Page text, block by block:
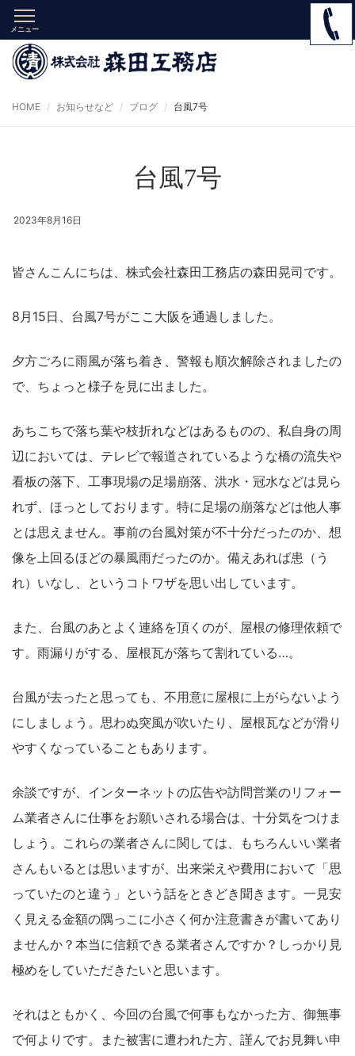
メニュー
HOME お知らせなど ブログ 台風7号
台風7号
2023年8月16日
皆さんこんにちは、株式会社森田工務店の森田晃司です。
8月15日、台風7号がここ大阪を通過しました。
夕方ごろに雨風が落ち着き、警報も順次解除されましたの
で、ちょっと様子を見に出ました。
あちこちで落ち葉や枝折れなどはあるものの、私自身の周
辺においては、テレビで報道されているような橋の流失や
看板の落下、工事現場の足場崩落、洪水・冠水などは見ら
れず、ほっとしております。特に足場の崩落などは他人事
とは思えません。事前の台風対策が不十分だったのか、想
像を上回るほどの暴風雨だったのか。備えあれば患（う
れ）いなし、というコトワザを思い出しています。
また、台風のあとよく連絡を頂くのが、屋根の修理依頼で
す。雨漏りがする、屋根瓦が落ちて割れている…。
台風が去ったと思っても、不用意に屋根に上がらないよう
にしましょう。思わぬ突風が吹いたり、屋根瓦などが滑り
やすくなっていることもあります。
余談ですが、インターネットの広告や訪問営業のリフォー
ム業者さんに仕事をお願いされる場合は、十分気をつけま
しょう。これらの業者さんに関しては、もちろんいい業者
さんもいるとは思いますが、出来栄えや費用において「思
っていたのと違う」という話をときどき聞きます。一見安
く見える金額の隅っこに小さく何か注意書きが書いてあり
ませんか？本当に信頼できる業者さんですか？しっかり見
極めをしていただきたいと思います。
それはともかく、今回の台風で何事もなかった方、御無事
で何よりです。また被害に遭われた方、謹んでお見舞い申